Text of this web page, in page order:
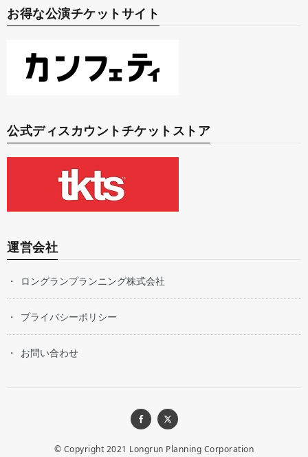
お得な公演チケットサイト
公式ディスカウントチケットストア
運営会社
ロングランプランニング株式会社
プライバシーポリシー
お問い合わせ
© Copyright 2021 Longrun Planning Corporation